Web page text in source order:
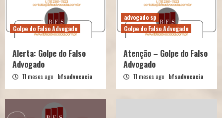
Golpe do Falso Advogado
Alerta: Golpe do Falso
Advogado
11 meses ago bfsadvocacia
advogado sp
Golpe do Falso Advogado
Atenção – Golpe do Falso
Advogado
11 meses ago bfsadvocacia